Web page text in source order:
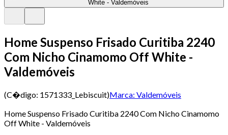
Home Suspenso Frisado Curitiba 2240
Com Nicho Cinamomo Off White -
Valdemóveis
(C�digo: 1571333_Lebiscuit)Marca: Valdemóveis
Home Suspenso Frisado Curitiba 2240 Com Nicho Cinamomo
Off White - Valdemóveis